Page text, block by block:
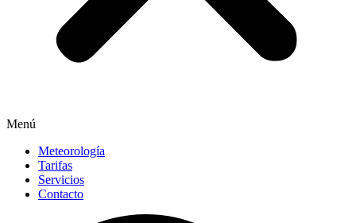
Menú
Meteorología
Tarifas
Servicios
Contacto